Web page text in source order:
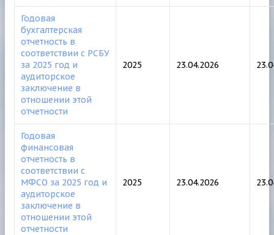
Годовая
бухгалтерская
отчетность в
соответствии с РСБУ
за 2025 год и
аудиторское
заключение в
отношении этой
отчетности
2025 23.04.2026
Годовая
финансовая
отчетность в
соответствии с
МФСО за 2025 год и
аудиторское
заключение в
отношении этой
отчетности
2025 23.04.2026